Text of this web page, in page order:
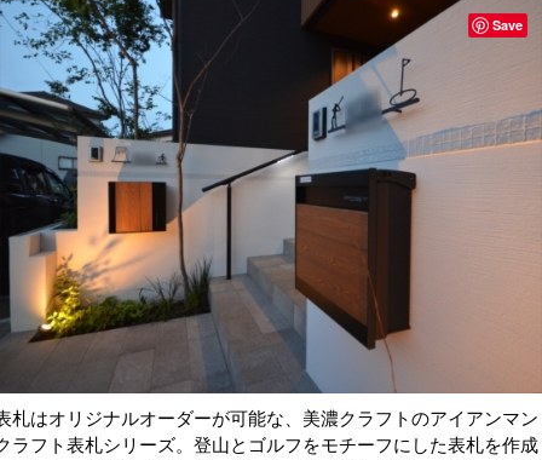
札はオリジナルオーダーが可能な、美濃クラフトのアイアンマン
ラフト表札シリーズ。登山とゴルフをモチーフにした表札を作成
Save